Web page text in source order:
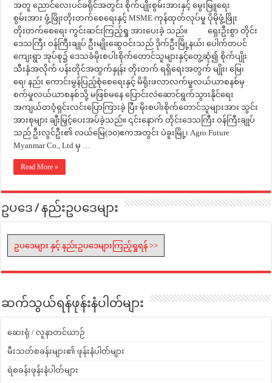
အတူ ညောင်လေးပင်ခရိုင်အတွင်း စိုက်ပျိုးစွမ်းအားနှင့် မွေးမြူရေး
စွမ်းအား ဖွံ့ဖြိုးတိုးတက်စေရေးနှင့် MSME ကုန်ထုတ်လုပ်မှု ပိုမိုဖွံ့ဖြိုး
တိုးတက်စေရေး ကွင်းဆင်းကြည့်ရှု အားပေးခဲ့ သည်။ ရှေးဦးစွာ တိုင်း
ဒေသကြီး ဝန်ကြီးချုပ် ဦးမျိုးဆွေဝင်းသည် ဒိုက်ဦးမြို့နယ်၊ ပေါက်တပင်
ကျေးရွာ အုပ်စု၌ ဒေသခံမိုးစပါးစိုက်တောင်သူများနှင့်တွေ့ဆုံ၍ စိုက်ပျိုး
သီးနှံအလိုက် ပန်းတိုင်အထွက်နှုန်း တိုးတက် ရရှိရေးအတွက် မျိုး၊ မြေ၊
ရေ၊ နည်း ကောင်းမွန်ပြည့်စုံစေရေးနှင့် မိရိုးဖလာလက်မှုလယ်ယာစနစ်မှ
စက်မှုလယ်ယာစနစ်သို့ မဖြစ်မနေ ပြောင်းလဲဆောင်ရွက်သွားနိုင်ရေး
အကျယ်တဝံ့ရှင်းလင်းပြောကြားခဲ့ ပြီး မိုးစပါးစိုက်တောင်သူများအား သွင်း
အားစုများ ချီးမြှင့်ပေးအပ်ခဲ့သည်။ ၎င်းနောက် တိုင်းဒေသကြီး ဝန်ကြီးချုပ်
သည် ဦးလွင်ဦး၏ လယ်မြေ(၁၀)ဧကအတွင်း ပဲခူးမြို့၊ Agro Future
Myanmar Co., Ltd မှ …
Read More »
ဥပဒေ / နည်းဥပဒေများ
ဥပဒေများ နှင့် နည်းဥပဒေများကြည့်ရှုရန် >>
ဆက်သွယ်ရန်ဖုန်းနံပါတ်များ
ဆေးရုံ / လူနာတင်ယာဉ်
မီးသတ်စခန်းများ၏ ဖုန်းနံပါတ်များ
ရဲစခန်းဖုန်းနံပါတ်များ